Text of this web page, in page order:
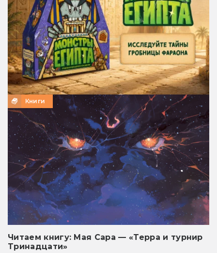
Книги
Читаем книгу: Мая Сара — «Терра и турнир
Тринадцати»